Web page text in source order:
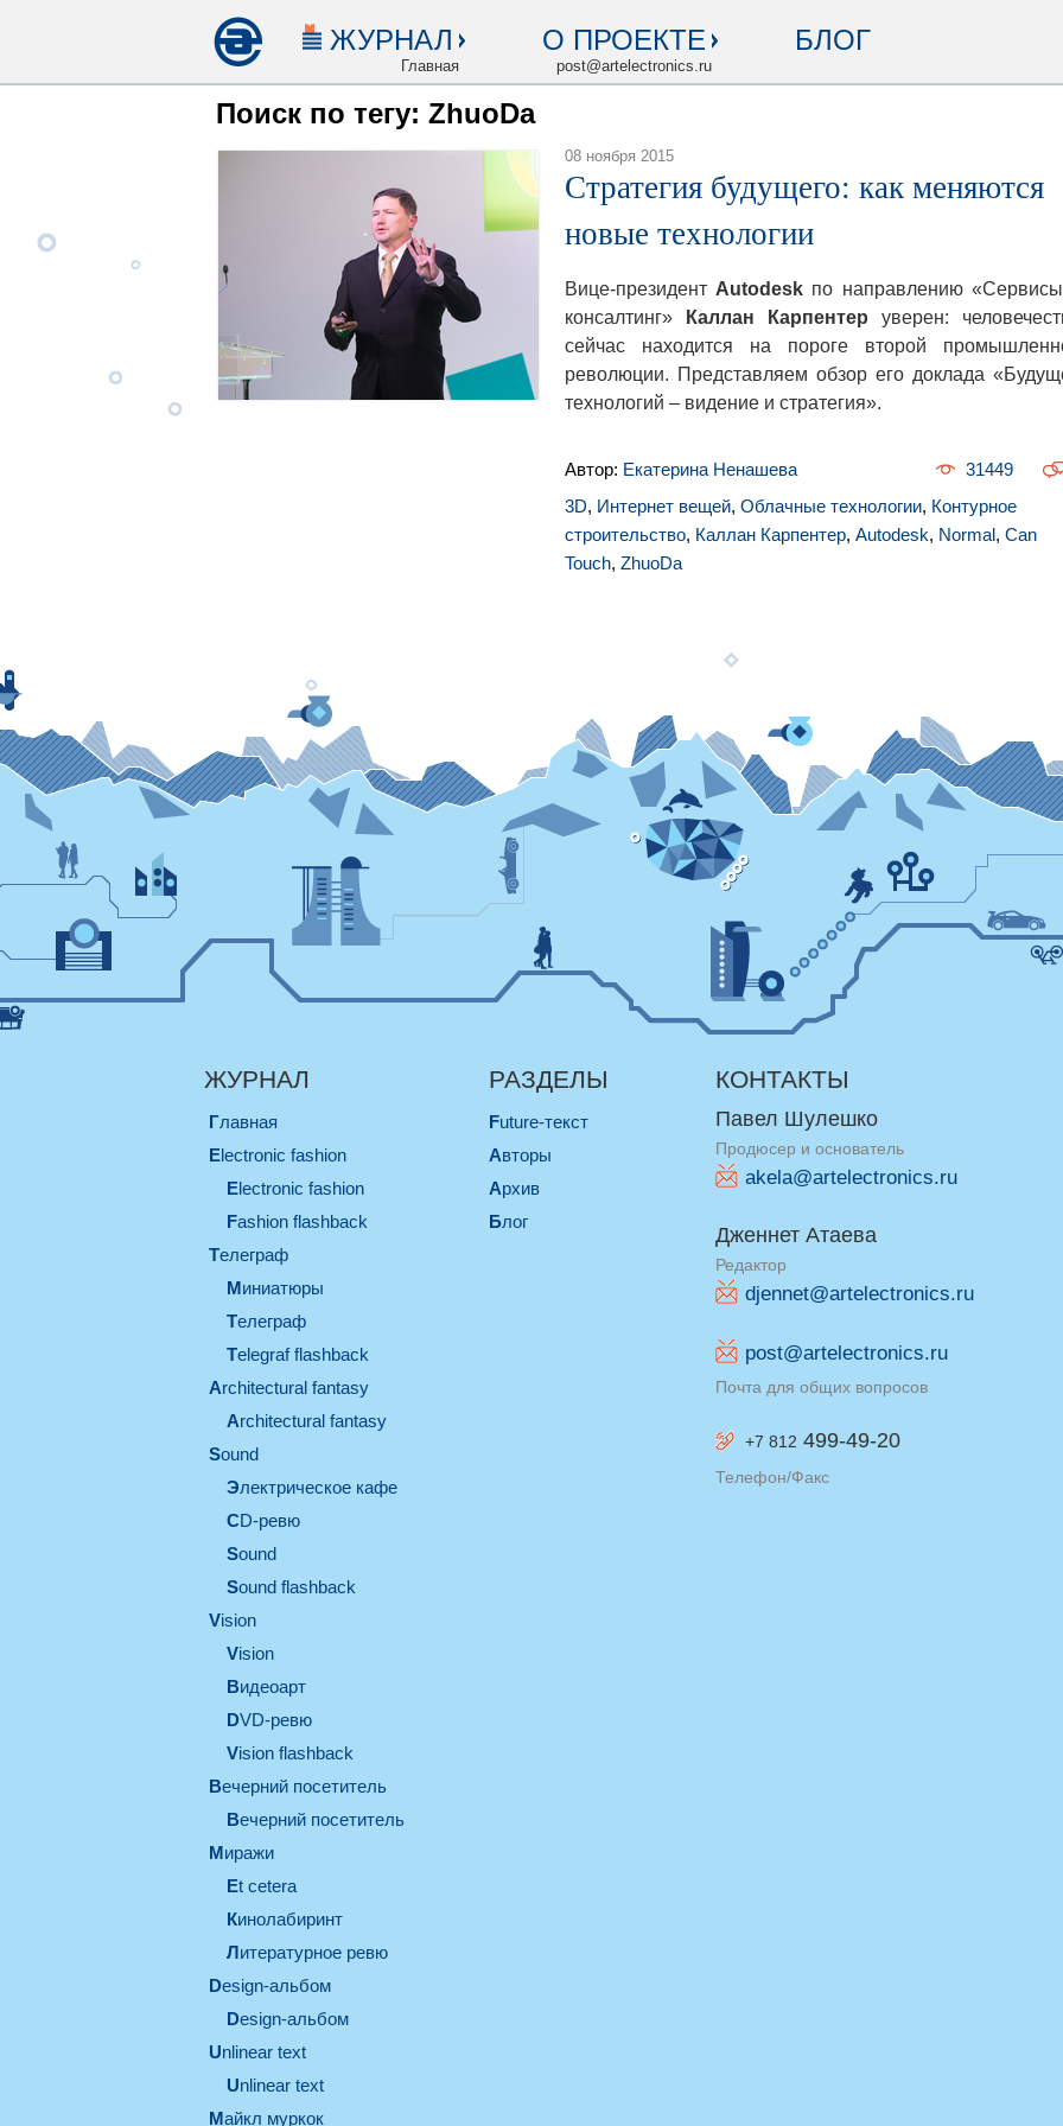
ЖУРНАЛ
Главная
О ПРОЕКТЕ
post@artelectronics.ru
БЛОГ
Поиск по тегу: ZhuoDa
08 ноября 2015
Стратегия будущего: как меняются
новые технологии
Вице-президент Autodesk по направлению
консалтинг»
Каллан Карпентер уверен:
сейчас находится на пороге второй
революции. Представляем обзор его доклада
технологий – видение и стратегия».
Автор: Екатерина Ненашева
31449
3D, Интернет вещей, Облачные технологии, Контурное
строительство, Каллан Карпентер, Autodesk, Normal, Can
Touch, ZhuoDa
ЖУРНАЛ
Главная
electronic fashion
electronic fashion
Fashion flashback
телеграф
миниатюры
телеграф
Telegraf flashback
architectural fantasy
architectural fantasy
sound
электрическое кафе
CD-ревю
sound
Sound flashback
vision
vision
видеоарт
DVD-ревю
Vision flashback
вечерний посетитель
вечерний посетитель
миражи
et cetera
кинолабиринт
литературное ревю
design-альбом
design-альбом
unlinear text
Unlinear text
майкл муркок
РАЗДЕЛЫ
Future-текст
Авторы
Архив
Блог
КОНТАКТЫ
Павел Шулешко
Продюсер и основатель
akela@artelectronics.ru
Дженнет Атаева
Редактор
djennet@artelectronics.ru
post@artelectronics.ru
Почта для общих вопросов
+7 812 499-49-20
Телефон/Факс